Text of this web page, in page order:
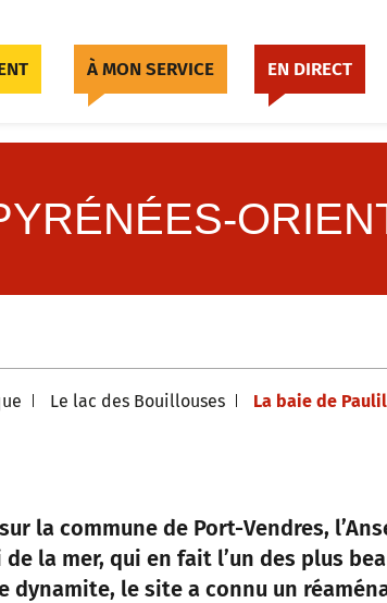
À MON SERVICE EN DIRECT
Le lac des Bouillouses La baie de
la commune de Port-Vendres,
la mer, qui en fait l’un des plus
le site a connu un